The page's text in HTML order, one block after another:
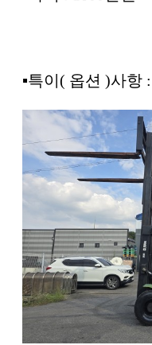
▪︎특이( 옵션 )사항 :